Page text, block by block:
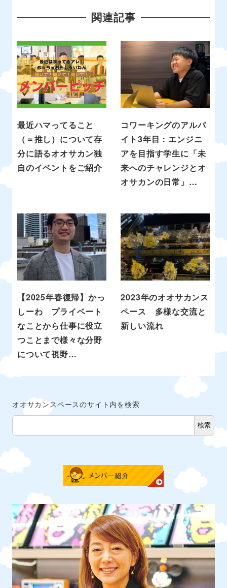
関連記事
最近ハマってること
（＝推し）について存
分に語るオオサカン独
自のイベントをご紹介
コワーキングのアルバ
イト3年目：エンジニ
アを目指す学生に「未
来へのチャレンジとオ
オサカンの日常」…
【2025年春復帰】かっ
しーわ プライベート
なことから仕事に役立
つことまで様々な分野
について視野…
2023年のオオサカンス
ペース 多様な交流と
新しい流れ
オオサカンスペースのサイト内を検索
検索